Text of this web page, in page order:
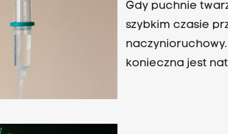
Gdy puchnie
szybkim czasie
konieczna jest